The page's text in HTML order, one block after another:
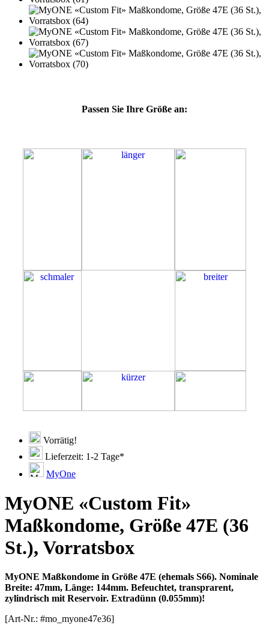
Passen Sie Ihre Größe an:
Vorrätig!
Lieferzeit: 1-2 Tage*
MyOne
MyONE «Custom Fit»
Maßkondome, Größe 47E (36
St.), Vorratsbox
MyONE Maßkondome in Größe 47E (ehemals S66). Nominale
Breite: 47mm, Länge: 144mm. Befeuchtet, transprarent,
zylindrisch mit Reservoir. Extradünn (0.055mm)!
[Art-Nr.: #mo_myone47e36]